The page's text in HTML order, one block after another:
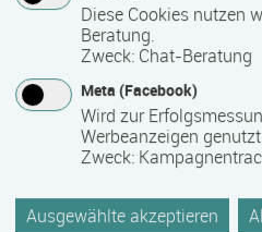
Kontakt
Diese Cookies nutzen
Beratung.
Zweck: Chat-Beratung
Meta (Facebook)
Wird zur
Werbeanzeigen
Zweck:
Ausgewählte akzeptieren